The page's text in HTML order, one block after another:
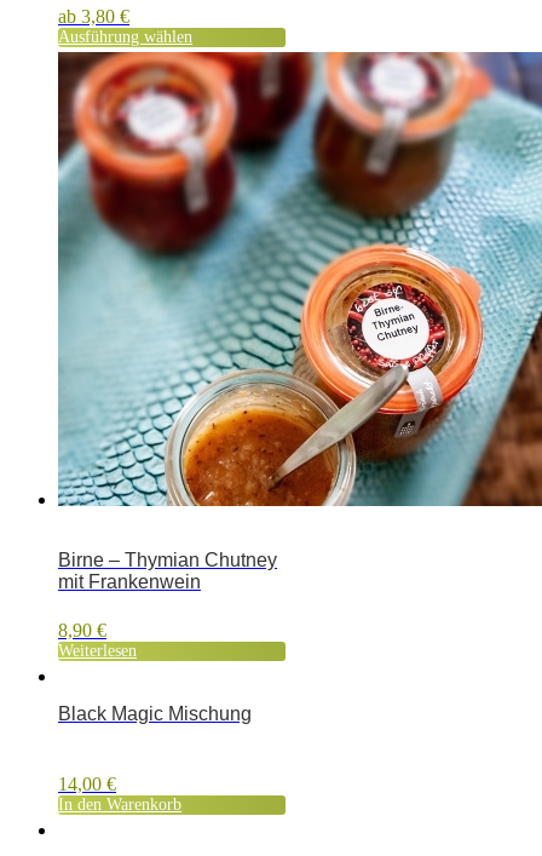
ab 3,80 €
Ausführung wählen
Birne – Thymian Chutney
mit Frankenwein
8,90 €
Weiterlesen
Black Magic Mischung
14,00 €
In den Warenkorb